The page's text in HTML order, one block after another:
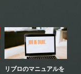
リブロのマニュアルを